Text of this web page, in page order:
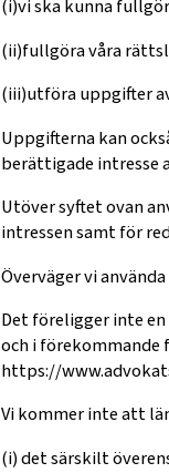
(i)vi ska kunna
(ii)fullgöra våra
(iii)utföra uppgifter
Uppgifterna kan
berättigade intresse
Utöver syftet ovan
intressen samt för
Överväger vi
Det föreligger inte
och i
https://
Vi kommer inte att
(i) det särskilt